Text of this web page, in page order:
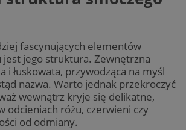
fascynujących elementów
jest jego struktura. Zewnętrzna
i łuskowata, przywodząca na myśl
nazwa. Warto jednak przekroczyć
wewnątrz kryje się delikatne,
odcieniach różu, czerwieni czy
od odmiany.